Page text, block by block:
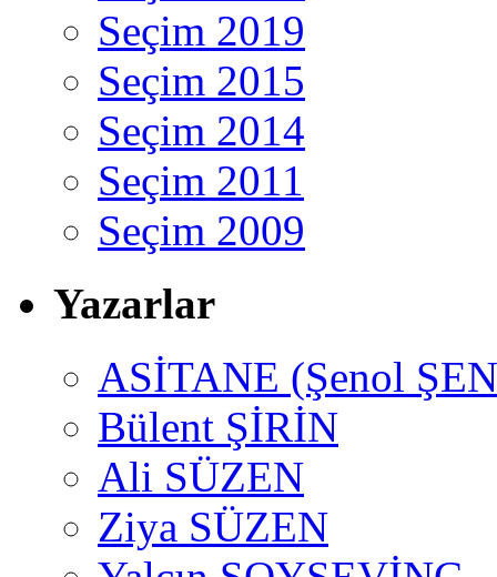
Seçim 2019
Seçim 2015
Seçim 2014
Seçim 2011
Seçim 2009
Yazarlar
ASİTANE (Şenol
Bülent ŞİRİN
Ali SÜZEN
Ziya SÜZEN